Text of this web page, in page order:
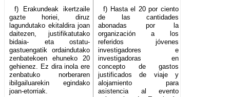
f) Erakundeak ikertzaile
gazte horiei, diruz
lagundutako ekitaldira joan
daitezen, justifikatutako
bidaia- eta ostatu-
gastuengatik ordaindutako
zenbatekoen ehuneko 20
gehienez. Ez dira inola ere
zenbatuko norberaren
ibilgailuarekin egindako
joan-etorriak.
f) Hasta el 20 por ciento
de las cantidades
abonadas por la
organización a los
referidos jóvenes
investigadores e
investigadoras en
concepto de gastos
justificados de viaje y
alojamiento para
asistencia al evento